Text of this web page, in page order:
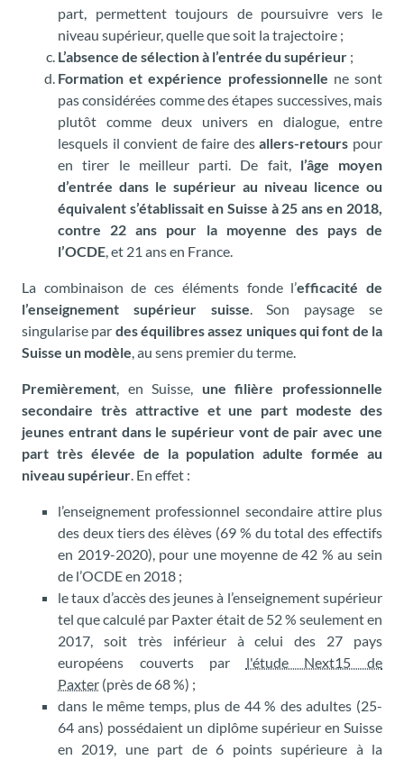
part, permettent toujours de poursuivre vers le
niveau supérieur, quelle que soit la trajectoire ;
L’absence de sélection à l’entrée du supérieur ;
Formation et expérience professionnelle ne sont
pas considérées comme des étapes successives, mais
plutôt comme deux univers en dialogue, entre
lesquels il convient de faire desallers-retours pour
en tirer le meilleur parti. De fait, l’âge moyen
d’entrée dans le supérieur au niveau licence ou
équivalent s’établissait en Suisse à 25 ans en 2018,
contre 22 ans pour la moyenne des pays de
l’OCDE , et 21 ans en France.
La combinaison de ces éléments fonde l’efficacité de
l’enseignement supérieur suisse . Son paysage se
singularise par des équilibres assez uniques qui font de la
Suisse un modèle , au sens premier du terme.
Premièrement , en Suisse, une filière professionnelle
secondaire très attractive et une part modeste des
jeunes entrant dans le supérieur vont de pair avec une
part très élevée de la population adulte formée au
niveau supérieur . En effet :
l’enseignement professionnel secondaire attire plus
des deux tiers des élèves (69 % du total des effectifs
en 2019-2020), pour une moyenne de 42 % au sein
de l’OCDE en 2018 ;
le taux d’accès des jeunes à l’enseignement supérieur
tel que calculé par Paxter était de 52 % seulement en
2017, soit très inférieur à celui des 27 pays
européens couverts par l'étude Next15 de
Paxter (près de 68 %) ;
dans le même temps, plus de 44 % des adultes (25-
64 ans) possédaient un diplôme supérieur en Suisse
en 2019, une part de 6 points supérieure à la